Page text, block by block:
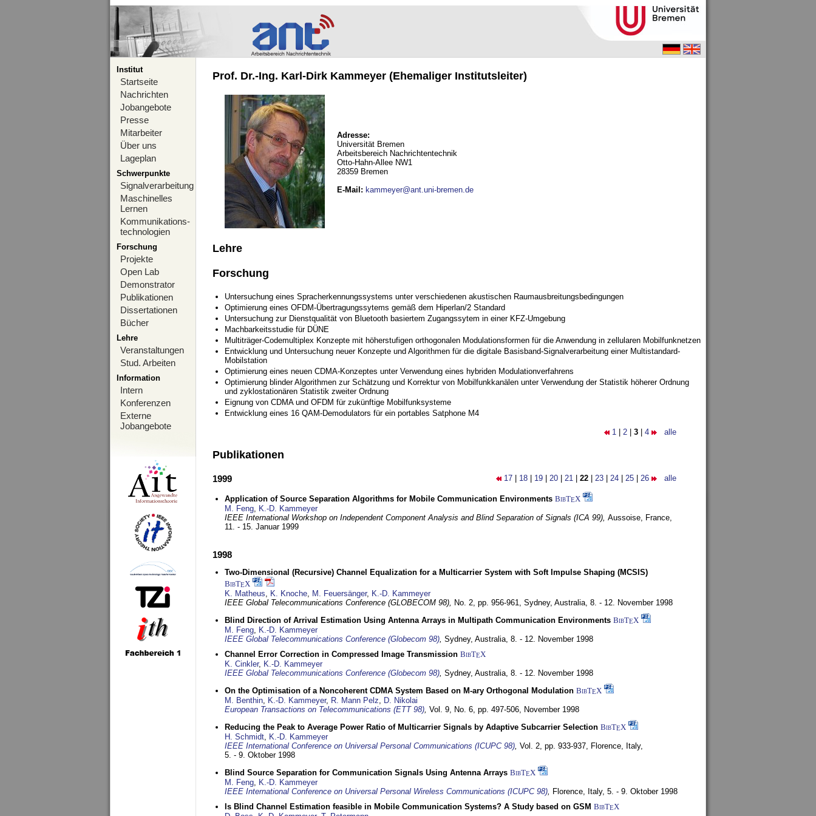
Institut
Startseite
Nachrichten
Jobangebote
Presse
Mitarbeiter
Über uns
Lageplan
Schwerpunkte
Signalverarbeitung
Maschinelles
Lernen
Kommunikations-
technologien
Forschung
Projekte
Open Lab
Demonstrator
Publikationen
Dissertationen
Bücher
Lehre
Veranstaltungen
Stud. Arbeiten
Information
Intern
Konferenzen
Externe
Jobangebote
Prof. Dr.-Ing. Karl-Dirk Kammeyer (Ehemaliger Institutsleiter)
Adresse:
Universität Bremen
Arbeitsbereich Nachrichtentechnik
Otto-Hahn-Allee NW1
28359 Bremen
E-Mail : kammeyer@ant.uni-bremen.de
Lehre
Forschung
Untersuchung eines Spracherkennungssystems unter verschiedenen akustischen Raumausbreitungsbedingungen
Optimierung eines OFDM-Übertragungssytems gemäß dem Hiperlan/2 Standard
Untersuchung zur Dienstqualität von Bluetooth basiertem Zugangssytem in einer KFZ-Umgebung
Machbarkeitsstudie für DÜNE
Multiträger-Codemultiplex Konzepte mit höherstufigen orthogonalen Modulationsformen für die Anwendung in zellularen Mobilfunknetzen
Entwicklung und Untersuchung neuer Konzepte und Algorithmen für die digitale Basisband-Signalverarbeitung einer Multistandard-
Mobilstation
Optimierung eines neuen CDMA-Konzeptes unter Verwendung eines hybriden Modulationverfahrens
Optimierung blinder Algorithmen zur Schätzung und Korrektur von Mobilfunkkanälen unter Verwendung der Statistik höherer Ordnung
und zyklostationären Statistik zweiter Ordnung
Eignung von CDMA und OFDM für zukünftige Mobilfunksysteme
Entwicklung eines 16 QAM-Demodulators für ein portables Satphone M4
1 2 3 4 alle
Publikationen
17 18 19 20 21 22 23 24 25 26 alle
1999
Application of Source Separation Algorithms for Mobile Communication Environments BibTEX
M. Feng, K.-D. Kammeyer
IEEE International Workshop on Independent Component Analysis and Blind Separation of Signals (ICA 99), Aussoise, France,
11. - 15. Januar 1999
1998
Two-Dimensional (Recursive) Channel Equalization for a Multicarrier System with Soft Impulse Shaping (MCSIS)
BibTEX
K. Matheus, K. Knoche, M. Feuersänger, K.-D. Kammeyer
IEEE Global Telecommunications Conference (GLOBECOM 98), No. 2, pp. 956-961, Sydney, Australia, 8. - 12. November 1998
Blind Direction of Arrival Estimation Using Antenna Arrays in Multipath Communication Environments BibTEX
M. Feng, K.-D. Kammeyer
IEEE Global Telecommunications Conference (Globecom 98), Sydney, Australia, 8. - 12. November 1998
Channel Error Correction in Compressed Image Transmission BibTEX
K. Cinkler, K.-D. Kammeyer
IEEE Global Telecommunications Conference (Globecom 98), Sydney, Australia, 8. - 12. November 1998
On the Optimisation of a Noncoherent CDMA System Based on M-ary Orthogonal Modulation BibTEX
M. Benthin, K.-D. Kammeyer, R. Mann Pelz, D. Nikolai
European Transactions on Telecommunications (ETT 98), Vol. 9, No. 6, pp. 497-506, November 1998
Reducing the Peak to Average Power Ratio of Multicarrier Signals by Adaptive Subcarrier Selection BibTEX
H. Schmidt, K.-D. Kammeyer
IEEE International Conference on Universal Personal Communications (ICUPC 98), Vol. 2, pp. 933-937, Florence, Italy,
5. - 9. Oktober 1998
Blind Source Separation for Communication Signals Using Antenna Arrays BibTEX
M. Feng, K.-D. Kammeyer
IEEE International Conference on Universal Personal Wireless Communications (ICUPC 98), Florence, Italy, 5. - 9. Oktober 1998
Is Blind Channel Estimation feasible in Mobile Communication Systems? A Study based on GSM BibTEX